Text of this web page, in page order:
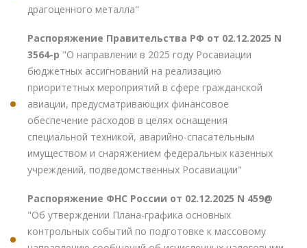
драгоценного металла"
Распоряжение Правительства РФ от 02.12.2025 N
3564-р "О направлении в 2025 году Росавиации
бюджетных ассигнований на реализацию
приоритетных мероприятий в сфере гражданской
авиации, предусматривающих финансовое
обеспечение расходов в целях оснащения
специальной техникой, аварийно-спасательным
имуществом и снаряжением федеральных казенных
учреждений, подведомственных Росавиации"
Распоряжение ФНС России от 02.12.2025 N 459@
"Об утверждении Плана-графика основных
контрольных событий по подготовке к массовому